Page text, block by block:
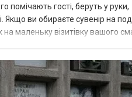
помічають гості, беруть у руки,
Якщо ви обираєте сувенір на
маленьку візитівку вашого